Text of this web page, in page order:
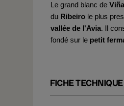
Le grand blanc de
du Ribeiro le plus
vallée de l'Avia. Il
fondé sur le petit
FICHE TECHNIQUE